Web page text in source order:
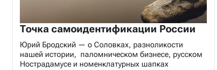
Точка самоидентификации России
Юрий Бродский — о Соловках, разноликости
нашей истории, паломническом бизнесе, русском
Нострадамусе и номенклатурных шапках